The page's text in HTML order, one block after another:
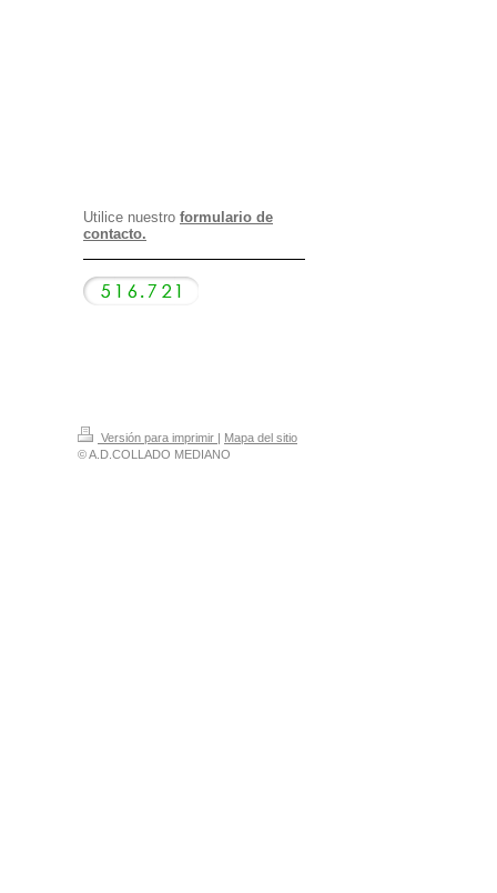
Utilice nuestro formulario de
contacto.
Versión para imprimir | Mapa del sitio
© A.D.COLLADO MEDIANO